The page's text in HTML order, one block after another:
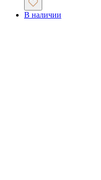
В наличии